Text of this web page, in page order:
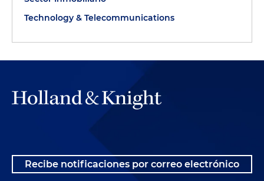
Technology & Telecommunications
Recibe notificaciones por correo electrónico